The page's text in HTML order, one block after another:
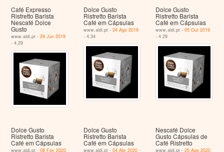
Café Expresso
Ristretto Barista
Nescafé Dolce
Gusto
www.aldi.pt -29 Jun 2019
- 4.29
Dolce Gusto
Ristretto Barista
Café em Cápsulas
www.aldi.pt - 24 Ago 2019
- 4.34
Dolce Gusto
Ristretto Barista
Café em Cápsulas
www.aldi.pt -05 Out 2019
- 4.29
Dolce Gusto
Ristretto Barista
Café em Cápsulas
www.aldi.pt -08 Fev 2020
Dolce Gusto
Ristretto Barista
Café em Cápsulas
www.aldi.pt - 04 Abr 2020-
Nescafé Dolce
Gusto Cápsulas de
Café Ristretto
www.aldi.pt -25 Ago 2020